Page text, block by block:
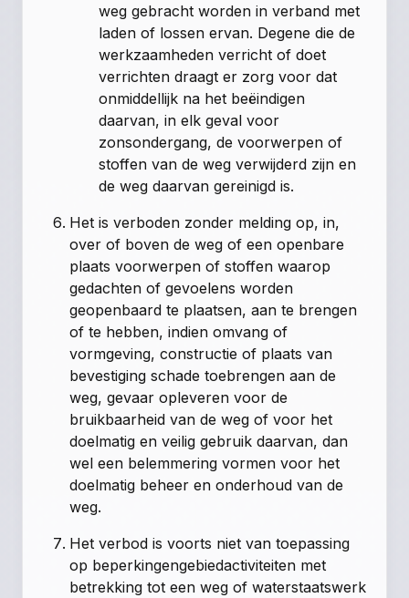
weg gebracht worden in verband met
laden of lossen ervan. Degene die de
werkzaamheden verricht of doet
verrichten draagt er zorg voor dat
onmiddellijk na het beëindigen
daarvan, in elk geval voor
zonsondergang, de voorwerpen of
stoffen van de weg verwijderd zijn en
de weg daarvan gereinigd is.
Het is verboden zonder melding op, in,
over of boven de weg of een openbare
plaats voorwerpen of stoffen waarop
gedachten of gevoelens worden
geopenbaard te plaatsen, aan te brengen
of te hebben, indien omvang of
vormgeving, constructie of plaats van
bevestiging schade toebrengen aan de
weg, gevaar opleveren voor de
bruikbaarheid van de weg of voor het
doelmatig en veilig gebruik daarvan, dan
wel een belemmering vormen voor het
doelmatig beheer en onderhoud van de
weg.
Het verbod is voorts niet van toepassing
op beperkingengebiedactiviteiten met
betrekking tot een weg of waterstaatswerk